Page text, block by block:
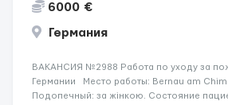
6000 €
Германия
ВАКАНСИЯ №2988 Работа по уходу за
Германии Место работы: Bernau am
Подопечный: за жінкою. Состояние